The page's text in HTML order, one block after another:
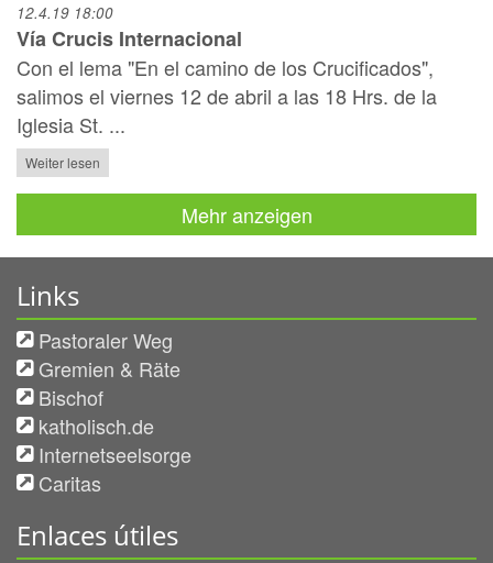
12.4.19 18:00
Vía Crucis Internacional
Con el lema "En el camino de los Crucificados",
salimos el viernes 12 de abril a las 18 Hrs. de la
Iglesia St. ...
Weiter lesen
Mehr anzeigen
Links
Pastoraler Weg
Gremien & Räte
Bischof
katholisch.de
Internetseelsorge
Caritas
Enlaces útiles